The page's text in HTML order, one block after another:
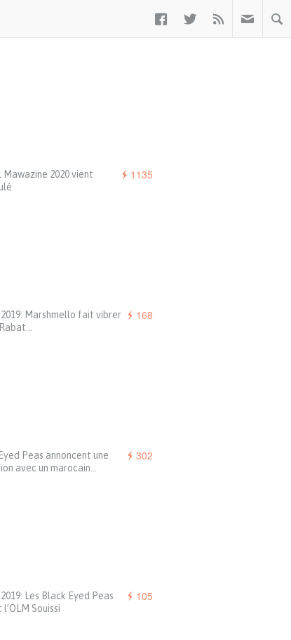
  
1135
Mawazine 2020 vient
168
Marshmello fait vibrer
302
Peas annoncent une
avec un marocain…
105
Les Black Eyed Peas
Souissi